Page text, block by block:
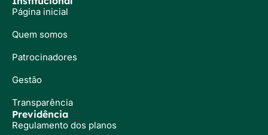
Página inicial
Quem somos
Patrocinadores
Gestão
Transparência
Previdência
Regulamento dos planos